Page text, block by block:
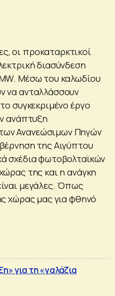
οι προκαταρκτικοί
διασύνδεση
Μέσω του καλωδίου
να ανταλλάσσουν
συγκεκριμένο έργο
ανάπτυξη
Ανανεώσιμων Πηγών
της Αιγύπτου
σχέδια φωτοβολταϊκών
της και η ανάγκη
μεγάλες. Όπως
χώρας μας για φθηνό
για τη «γαλάζια